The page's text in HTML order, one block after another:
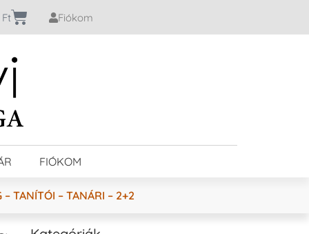
Ft Fiókom
FIÓKOM
TANÍTÓI – TANÁRI – 2+2